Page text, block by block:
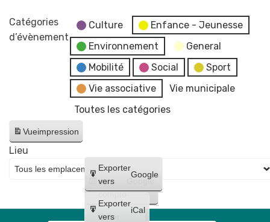
Catégories
d’évènement
Culture
Enfance - Jeunesse
Environnement
General
Mobilité
Social
Sport
Vie associative
Vie municipale
Toutes les catégories
Vueimpression
Créer
un
compte
Google
Créer
Exporter
vers
Google
Exporter
vers
iCal
Lieu